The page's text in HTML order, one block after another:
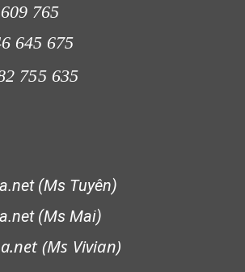
765
645 675
755 635
(Ms Tuyên)
(Ms Mai)
(Ms Vivian)